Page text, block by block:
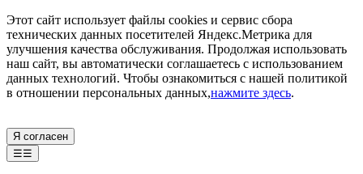
Этот сайт использует файлы cookies и сервис сбора
технических данных посетителей Яндекс.Метрика для
улучшения качества обслуживания. Продолжая использовать
наш сайт, вы автоматически соглашаетесь с использованием
данных технологий. Чтобы ознакомиться с нашей политикой
в отношении персональных данных,нажмите здесь.
Я согласен
☰☰